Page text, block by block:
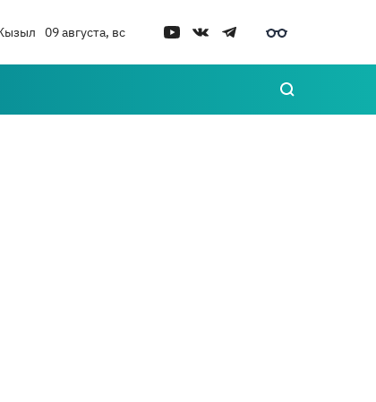
09 августа, вс